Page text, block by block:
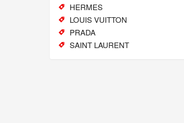
HERMES
LOUIS VUITTON
PRADA
SAINT LAURENT